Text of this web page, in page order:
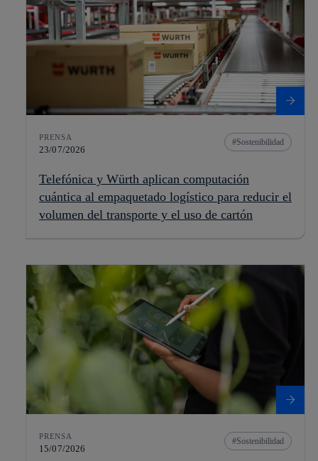
PRENSA
23/07/2026
Sostenibilidad
Telefónica y Würth aplican computación
cuántica al empaquetado logístico para reducir el
volumen del transporte y el uso de cartón
PRENSA
15/07/2026
Sostenibilidad